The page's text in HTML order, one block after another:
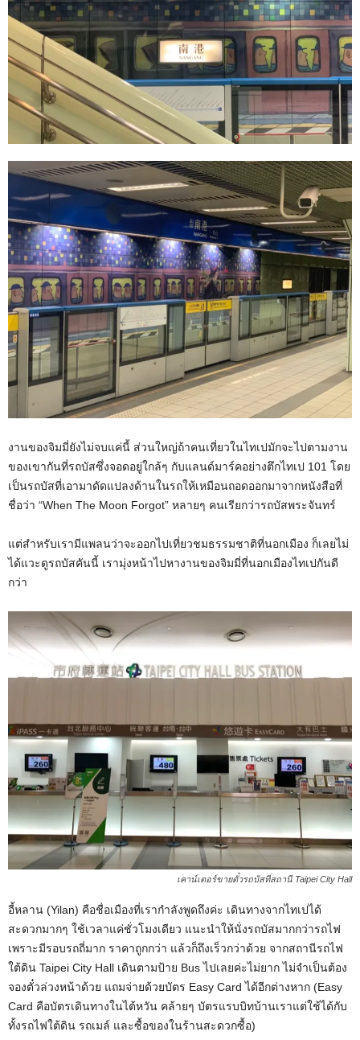
งานของจิมมี่ยังไม่จบแค่นี้ ส่วนใหญ่ถ้าคนเที่ยวในไทเปมักจะไปตามงาน
ของเขากันที่รถบัสซึ่งจอดอยู่ใกล้ๆ กับแลนด์มาร์คอย่างตึกไทเป 101 โดย
เป็นรถบัสที่เอามาดัดแปลงด้านในรถให้เหมือนถอดออกมาจากหนังสือที่
ชื่อว่า “When The Moon Forgot” หลายๆ คนเรียกว่ารถบัสพระจันทร์
แต่สำหรับเรามีแพลนว่าจะออกไปเที่ยวชมธรรมชาติที่นอกเมือง ก็เลยไม่
ได้แวะดูรถบัสคันนี้ เรามุ่งหน้าไปหางานของจิมมี่ที่นอกเมืองไทเปกันดี
กว่า
เคาน์เตอร์ขายตั๋วรถบัสที่สถานี Taipei City Hall
อี้หลาน (Yilan) คือชื่อเมืองที่เรากำลังพูดถึงค่ะ เดินทางจากไทเปได้
สะดวกมากๆ ใช้เวลาแค่ชั่วโมงเดียว แนะนำให้นั่งรถบัสมากกว่ารถไฟ
เพราะมีรอบรถถี่มาก ราคาถูกกว่า แล้วก็ถึงเร็วกว่าด้วย จากสถานีรถไฟ
ใต้ดิน Taipei City Hall เดินตามป้าย Bus ไปเลยค่ะไม่ยาก ไม่จำเป็นต้อง
จองตั๋วล่วงหน้าด้วย แถมจ่ายด้วยบัตร Easy Card ได้อีกต่างหาก (Easy
Card คือบัตรเดินทางในไต้หวัน คล้ายๆ บัตรแรบบิทบ้านเราแต่ใช้ได้กับ
ทั้งรถไฟใต้ดิน รถเมล์ และซื้อของในร้านสะดวกซื้อ)